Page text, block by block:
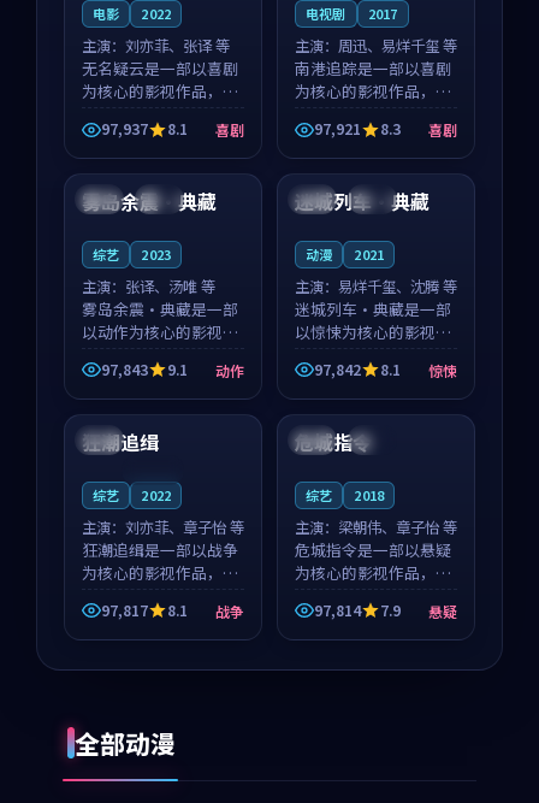
电影 2022
主演： 刘亦菲、张译 等
无名疑云是一部以喜剧
为核心的影视作品，围
绕危机、反转与人物成
长展开，整体节奏紧
凑，值得推荐观看。
97,937 8.1 喜剧
电视剧 2017
主演： 周迅、易烊千玺 等
南港追踪是一部以喜剧
为核心的影视作品，围
绕危机、反转与人物成
长展开，整体节奏紧
凑，值得推荐观看。
97,921 8.3 喜剧
泰国 杜比
雾岛余震·典藏
综艺 2023
主演： 张译、汤唯 等
雾岛余震·典藏是一部
以动作为核心的影视作
品，围绕危机、反转与
人物成长展开，整体节
奏紧凑，值得推荐观
97,843 9.1 动作
法国 热播
迷城列车·典藏
动漫 2021
主演： 易烊千玺、沈腾 等
迷城列车·典藏是一部
以惊悚为核心的影视作
品，围绕危机、反转与
人物成长展开，整体节
奏紧凑，值得推荐观
看。
97,842 8.1 惊悚
英国
狂潮追缉
综艺 2022
主演： 刘亦菲、章子怡 等
狂潮追缉是一部以战争
为核心的影视作品，围
绕危机、反转与人物成
长展开，整体节奏紧
凑，值得推荐观看。
97,817 8.1 战争
中国 热播
危城指令
综艺 2018
主演： 梁朝伟、章子怡 等
危城指令是一部以悬疑
为核心的影视作品，围
绕危机、反转与人物成
长展开，整体节奏紧
凑，值得推荐观看。
97,814 7.9 悬疑
全部动漫